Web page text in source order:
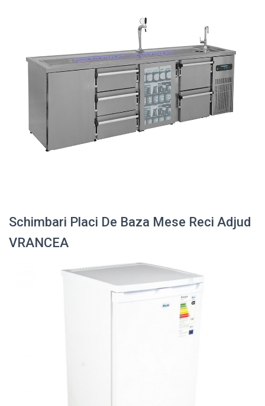
Schimbari Placi De Baza Mese Reci Adjud
VRANCEA